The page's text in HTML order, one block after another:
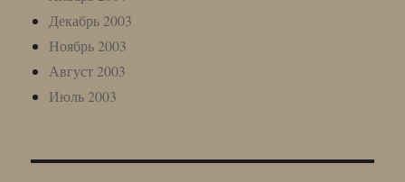
Декабрь 2003
Ноябрь 2003
Август 2003
Июль 2003